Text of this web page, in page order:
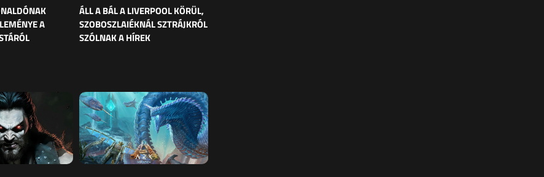
A
ÁLL A BÁL A LIVERPOOL KÖRÜL,
SZOBOSZLAIÉKNÁL SZTRÁJKRÓL
SZÓLNAK A HÍREK